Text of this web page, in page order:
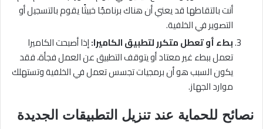
أنت بالتقاطها قد يعني أن هناك برنامجًا خبيثًا يقوم بالتسجيل أو
التصوير في الخلفية.
بطء أو تعطل متكرر لتطبيق الكاميرا:إذا أصبحت الكاميرا
تعمل ببطء غير معتاد أو يتوقف التطبيق عن العمل فجأة، فقد
يكون السبب هو أن برمجيات تجسس تعمل في الخلفية وتستهلك
موارد الجهاز.
نصائح للحماية عند تنزيل التطبيقات الجديدة